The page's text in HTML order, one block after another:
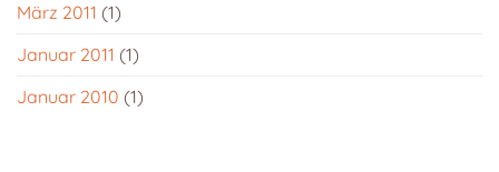
März 2011 (1)
Januar 2011 (1)
Januar 2010 (1)